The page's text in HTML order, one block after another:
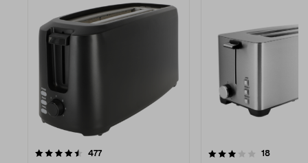
477arvostelut
3.5viidestä
18
4.5viidestä